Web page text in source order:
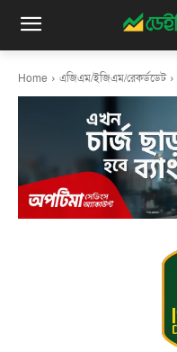
Home এজিএম/ইজিএম/রেকর্ডডেট